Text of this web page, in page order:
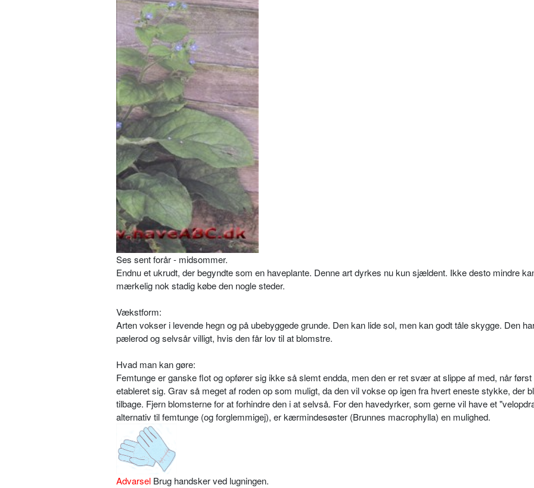
Ses sent forår - midsommer.
Endnu et ukrudt, der begyndte som en haveplante. Denne art dyrkes nu kun sjældent. Ikke desto mindre
mærkelig nok stadig købe den nogle steder.
Vækstform:
Arten vokser i levende hegn og på ubebyggede grunde. Den kan lide sol, men kan godt tåle skygge. Den
pælerod og selvsår villigt, hvis den får lov til at blomstre.
Hvad man kan gøre:
Femtunge er ganske flot og opfører sig ikke så slemt endda, men den er ret svær at slippe af med, når først
etableret sig. Grav så meget af roden op som muligt, da den vil vokse op igen fra hvert eneste stykke, der
tilbage. Fjern blomsterne for at forhindre den i at selvså. For den havedyrker, som gerne vil have et
alternativ til femtunge (og forglemmigej), er kærmindesøster (Brunnes macrophylla) en mulighed.
Advarsel Brug handsker ved lugningen.